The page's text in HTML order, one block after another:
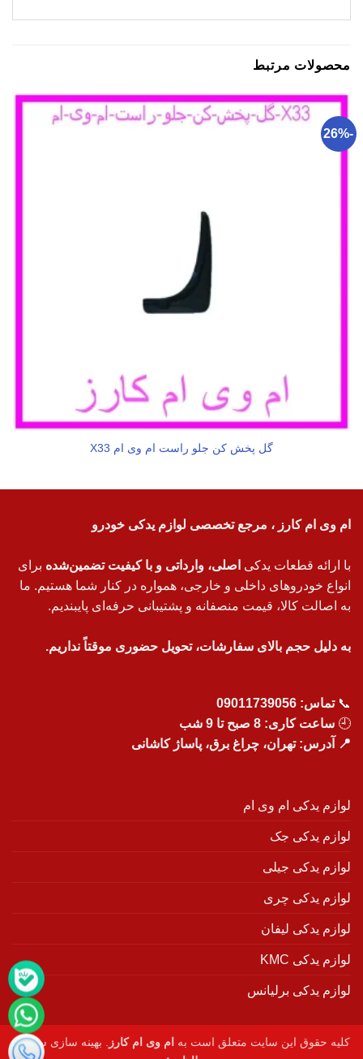
محصولات مرتبط
-26%
گل پخش کن جلو راست ام وی ام X33
ام وی ام کارز ، مرجع تخصصی لوازم یدکی خودرو
با ارائه قطعات یدکی اصلی، وارداتی و با کیفیت تضمین‌شده برای
انواع خودروهای داخلی و خارجی، همواره در کنار شما هستیم. ما
به اصالت کالا، قیمت منصفانه و پشتیبانی حرفه‌ای پایبندیم.
به دلیل حجم بالای سفارشات، تحویل حضوری موقتاً نداریم.
📞تماس: 09011739056
🕘 ساعت کاری: 8 صبح تا 9 شب
📍 آدرس: تهران، چراغ برق، پاساژ کاشانی
لوازم یدکی ام وی ام
لوازم یدکی جک
لوازم یدکی جیلی
لوازم یدکی چری
لوازم یدکی لیفان
لوازم یدکی KMC
لوازم یدکی برلیانس
کلیه حقوق این سایت متعلق است به ام وی ام کارز
. بهینه سازی سایت :